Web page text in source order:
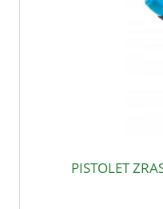
PISTOLET